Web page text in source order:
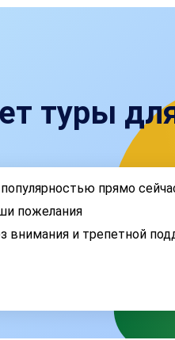
туры
прямо
пожелания
внимания и трепетной